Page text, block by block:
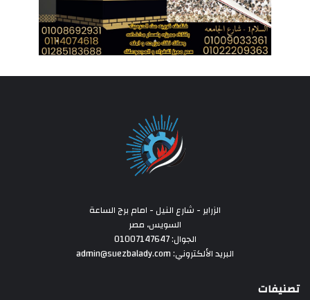
الزراير - شارع النيل - امام برج الساعة
السويس، مصر
الجوال: 01007147647
البريد الألكتروني: admin@suezbalady.com
تصنيفات